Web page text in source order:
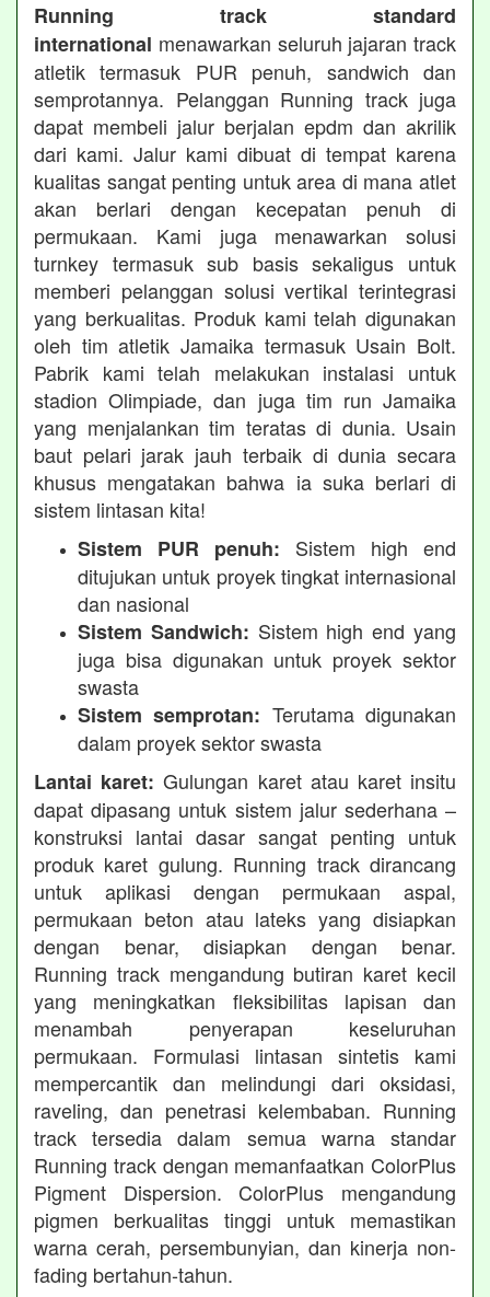
Running track standard
international menawarkan seluruh jajaran track
atletik termasuk PUR penuh, sandwich dan
semprotannya. Pelanggan Running track juga
dapat membeli jalur berjalan epdm dan akrilik
dari kami. Jalur kami dibuat di tempat karena
kualitas sangat penting untuk area di mana atlet
akan berlari dengan kecepatan penuh di
permukaan. Kami juga menawarkan solusi
turnkey termasuk sub basis sekaligus untuk
memberi pelanggan solusi vertikal terintegrasi
yang berkualitas. Produk kami telah digunakan
oleh tim atletik Jamaika termasuk Usain Bolt.
Pabrik kami telah melakukan instalasi untuk
stadion Olimpiade, dan juga tim run Jamaika
yang menjalankan tim teratas di dunia. Usain
baut pelari jarak jauh terbaik di dunia secara
khusus mengatakan bahwa ia suka berlari di
sistem lintasan kita!
Sistem PUR penuh: Sistem high end
ditujukan untuk proyek tingkat internasional
dan nasional
Sistem Sandwich: Sistem high end yang
juga bisa digunakan untuk proyek sektor
swasta
Sistem semprotan: Terutama digunakan
dalam proyek sektor swasta
Lantai karet: Gulungan karet atau karet insitu
dapat dipasang untuk sistem jalur sederhana –
konstruksi lantai dasar sangat penting untuk
produk karet gulung. Running track dirancang
untuk aplikasi dengan permukaan aspal,
permukaan beton atau lateks yang disiapkan
dengan benar, disiapkan dengan benar.
Running track mengandung butiran karet kecil
yang meningkatkan fleksibilitas lapisan dan
menambah penyerapan keseluruhan
permukaan. Formulasi lintasan sintetis kami
mempercantik dan melindungi dari oksidasi,
raveling, dan penetrasi kelembaban. Running
track tersedia dalam semua warna standar
Running track dengan memanfaatkan ColorPlus
Pigment Dispersion. ColorPlus mengandung
pigmen berkualitas tinggi untuk memastikan
warna cerah, persembunyian, dan kinerja non-
fading bertahun-tahun.